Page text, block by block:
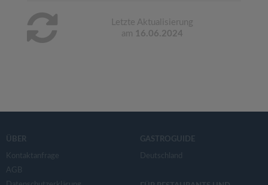
Letzte Aktualisierung
am 16.06.2024
ÜBER
Kontaktanfrage
AGB
GASTROGUIDE
Deutschland